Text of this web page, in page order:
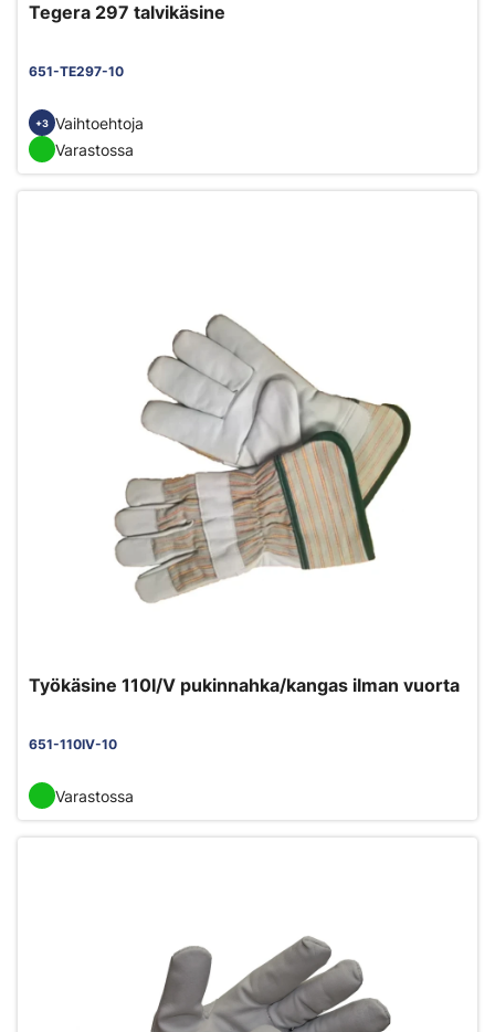
Tegera 297 talvikäsine
651-TE297-10
+3 Vaihtoehtoja
Varastossa
Työkäsine 110I/V pukinnahka/kangas ilman vuorta
651-110IV-10
Varastossa